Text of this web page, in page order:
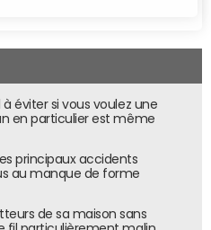
éviter si vous voulez une
en particulier est même
principaux accidents
au manque de forme
de sa maison sans